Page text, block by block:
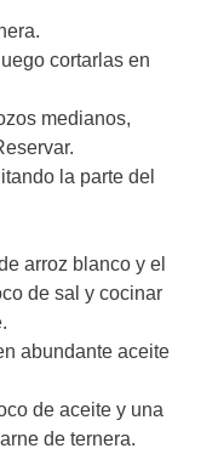
cortarlas en
medianos,
la parte del
arroz blanco y el
de sal y cocinar
abundante aceite
de aceite y una
de ternera.